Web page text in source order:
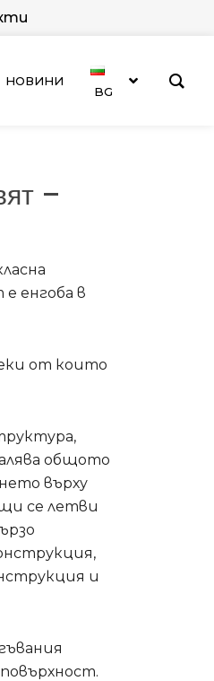
НОВИНИ
BG
–
енгоба в
от които
общото
върху
се летви
и